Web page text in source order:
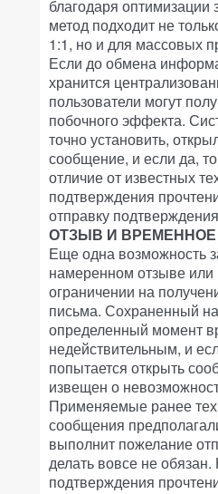
благодаря оптимизации
метод подходит не
1:1, но и для массовых
Если до обмена
хранится
пользователи могут
побочного эффекта.
точно установить,
сообщение, и если да,
отличие от известных
подтверждения
отправку
ОТЗЫВ И
Еще одна возможность
намеренном отзыве
ограничении на
письма. Сохраненный
определенный момент
недействительным, и
попытается открыть
извещен о
Применяемые ранее
сообщения
выполнит пожелание
делать вовсе не обязан.
подтверждения